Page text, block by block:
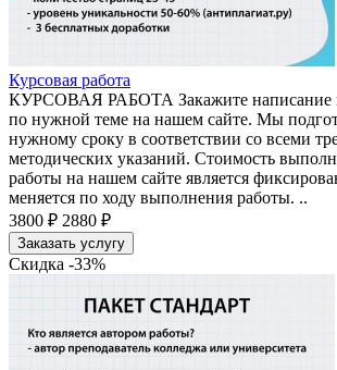
Курсовая работа
КУРСОВАЯ РАБОТА Закажите написание
по нужной теме на нашем сайте. Мы
нужному сроку в соответствии со всеми
методических указаний. Стоимость
работы на нашем сайте является
меняется по ходу выполнения работы. ..
3800 ₽ 2880 ₽
Заказать услугу
Скидка -33%